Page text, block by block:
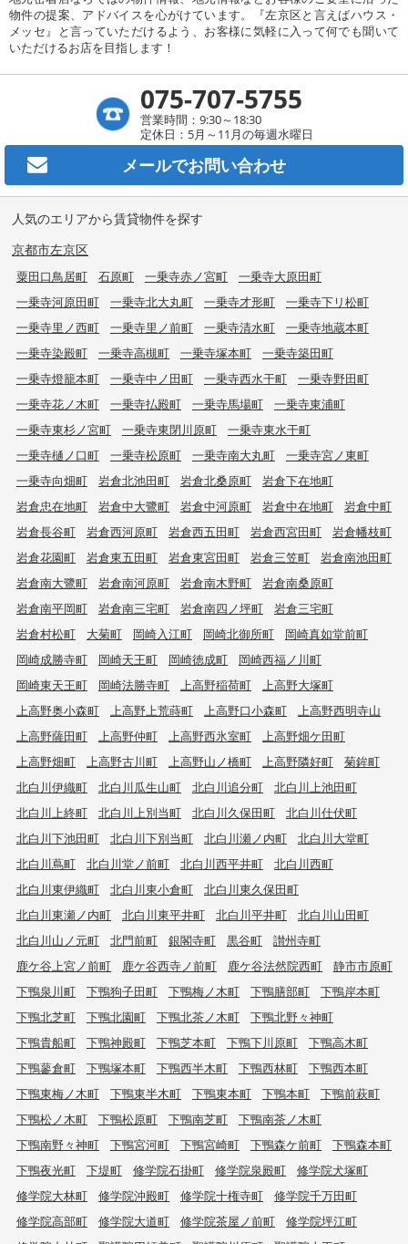
物件の提案、アドバイスを心がけています。『左京区と言えばハウス・
メッセ』と言っていただけるよう、お客様に気軽に入って何でも聞いて
いただけるお店を目指します！
075-707-5755
営業時間：9:30～18:30
定休日：5月～11月の毎週水曜日
メールでお問い合わせ
人気のエリアから賃貸物件を探す
京都市左京区
粟田口鳥居町 石原町 一乗寺赤ノ宮町
一乗寺大原田町
一乗寺河原田町
一乗寺北大丸町 一乗寺才形町
一乗寺下リ松町
一乗寺里ノ西町
一乗寺里ノ前町 一乗寺清水町
一乗寺地蔵本町
一乗寺染殿町
一乗寺高槻町 一乗寺塚本町
一乗寺築田町
一乗寺燈籠本町
一乗寺中ノ田町 一乗寺西水干町
一乗寺野田町
一乗寺花ノ木町
一乗寺払殿町 一乗寺馬場町
一乗寺東浦町
一乗寺東杉ノ宮町
一乗寺東閉川原町
一乗寺東水干町
一乗寺樋ノ口町
一乗寺松原町 一乗寺南大丸町
一乗寺宮ノ東町
一乗寺向畑町
岩倉北池田町 岩倉北桑原町
岩倉下在地町
岩倉忠在地町
岩倉中大鷺町 岩倉中河原町 岩倉中在地町
岩倉中町
岩倉長谷町
岩倉西河原町 岩倉西五田町 岩倉西宮田町
岩倉幡枝町
岩倉花園町
岩倉東五田町 岩倉東宮田町 岩倉三笠町
岩倉南池田町
岩倉南大鷺町
岩倉南河原町 岩倉南木野町
岩倉南桑原町
岩倉南平岡町
岩倉南三宅町 岩倉南四ノ坪町
岩倉三宅町
岩倉村松町
大菊町 岡崎入江町 岡崎北御所町
岡崎真如堂前町
岡崎成勝寺町
岡崎天王町 岡崎徳成町
岡崎西福ノ川町
岡崎東天王町
岡崎法勝寺町 上高野稲荷町
上高野大塚町
上高野奥小森町
上高野上荒蒔町 上高野口小森町
上高野西明寺山
上高野薩田町
上高野仲町 上高野西氷室町
上高野畑ケ田町
上高野畑町
上高野古川町 上高野山ノ橋町 上高野隣好町
菊鉾町
北白川伊織町
北白川瓜生山町 北白川追分町
北白川上池田町
北白川上終町
北白川上別当町 北白川久保田町
北白川仕伏町
北白川下池田町
北白川下別当町 北白川瀬ノ内町
北白川大堂町
北白川蔦町
北白川堂ノ前町 北白川西平井町
北白川西町
北白川東伊織町
北白川東小倉町
北白川東久保田町
北白川東瀬ノ内町
北白川東平井町 北白川平井町
北白川山田町
北白川山ノ元町
北門前町 銀閣寺町 黒谷町
讃州寺町
鹿ケ谷上宮ノ前町
鹿ケ谷西寺ノ前町 鹿ケ谷法然院西町
静市市原町
下鴨泉川町
下鴨狗子田町 下鴨梅ノ木町 下鴨膳部町
下鴨岸本町
下鴨北芝町
下鴨北園町 下鴨北茶ノ木町
下鴨北野々神町
下鴨貴船町
下鴨神殿町 下鴨芝本町 下鴨下川原町
下鴨高木町
下鴨蓼倉町
下鴨塚本町 下鴨西半木町 下鴨西林町
下鴨西本町
下鴨東梅ノ木町
下鴨東半木町 下鴨東本町 下鴨本町
下鴨前萩町
下鴨松ノ木町
下鴨松原町 下鴨南芝町
下鴨南茶ノ木町
下鴨南野々神町
下鴨宮河町 下鴨宮崎町 下鴨森ケ前町
下鴨森本町
下鴨夜光町
下堤町 修学院石掛町 修学院泉殿町
修学院犬塚町
修学院大林町
修学院沖殿町 修学院十権寺町
修学院千万田町
修学院高部町
修学院大道町 修学院茶屋ノ前町
修学院坪江町